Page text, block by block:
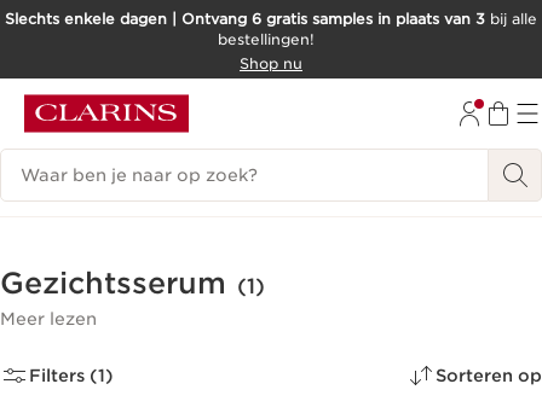
DOORGAAN NAAR INHOUD
Slechts enkele dagen | Ontvang 6 gratis samples in plaats van 3 bij alle
bestellingen!
Shop nu
Zoekgeschiedenis
Gezichtsserum (1)
Meer lezen
Filters (1) Sorteren op